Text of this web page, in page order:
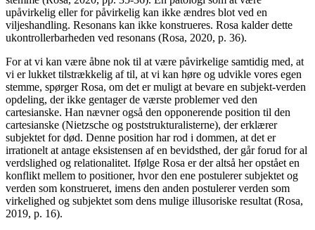
upåvirkelig eller for påvirkelig kan ikke ændres blot ved en
viljeshandling. Resonans kan ikke konstrueres. Rosa kalder dette
ukontrollerbarheden ved resonans (Rosa, 2020, p. 36).
For at vi kan være åbne nok til at være påvirkelige samtidig med, at
vi er lukket tilstrækkelig af til, at vi kan høre og udvikle vores egen
stemme, spørger Rosa, om det er muligt at bevare en subjekt-verden
opdeling, der ikke gentager de værste problemer ved den
cartesianske. Han nævner også den opponerende position til den
cartesianske (Nietzsche og poststrukturalisterne), der erklærer
subjektet for død. Denne position har rod i dommen, at det er
irrationelt at antage eksistensen af en bevidsthed, der går forud for al
verdslighed og relationalitet. Ifølge Rosa er der altså her opstået en
konflikt mellem to positioner, hvor den ene postulerer subjektet og
verden som konstrueret, imens den anden postulerer verden som
virkelighed og subjektet som dens mulige illusoriske resultat (Rosa,
2019, p. 16).